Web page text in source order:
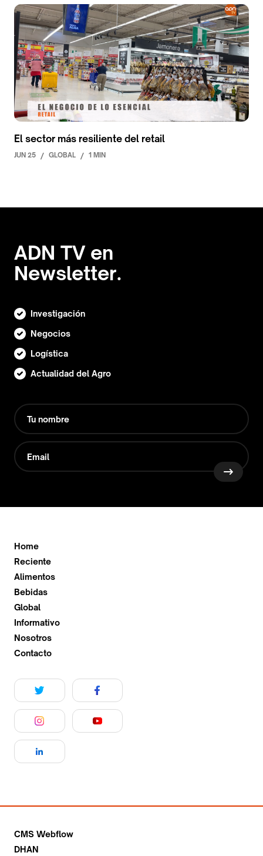
El sector más resiliente del retail
JUN 25 / GLOBAL / 1 MIN
ADN TV en
Newsletter.
Investigación
Negocios
Logística
Actualidad del Agro
Home
Reciente
Alimentos
Bebidas
Global
Informativo
Nosotros
Contacto
CMS Webflow
DHAN